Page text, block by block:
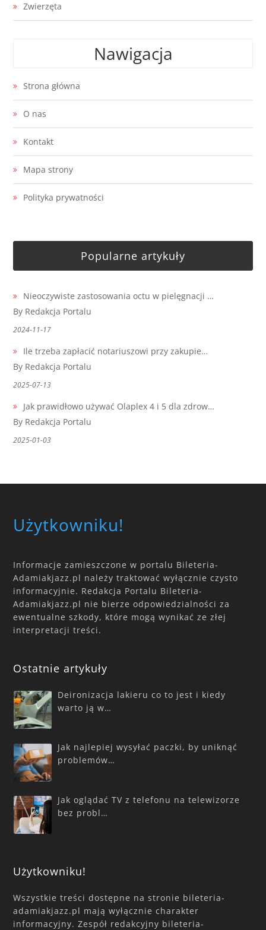
Zwierzęta
Nawigacja
Strona główna
O nas
Kontakt
Mapa strony
Polityka prywatności
Popularne artykuły
Nieoczywiste zastosowania octu w pielęgnacji …
By Redakcja Portalu
2024-11-17
Ile trzeba zapłacić notariuszowi przy zakupie…
By Redakcja Portalu
2025-07-13
Jak prawidłowo używać Olaplex 4 i 5 dla zdrow…
By Redakcja Portalu
2025-01-03
Użytkowniku!
Informacje zamieszczone w portalu Bileteria-
Adamiakjazz.pl należy traktować wyłącznie czysto
informacyjnie. Redakcja Portalu Bileteria-
Adamiakjazz.pl nie bierze odpowiedzialności za
ewentualne szkody, które mogą wynikać ze złej
interpretacji treści.
Ostatnie artykuły
Deironizacja lakieru co to jest i kiedy
warto ją w…
Jak najlepiej wysyłać paczki, by uniknąć
problemów…
Jak oglądać TV z telefonu na telewizorze
bez probl…
Użytkowniku!
Wszystkie treści dostępne na stronie bileteria-
adamiakjazz.pl mają wyłącznie charakter
informacyjny. Zespół redakcyjny bileteria-